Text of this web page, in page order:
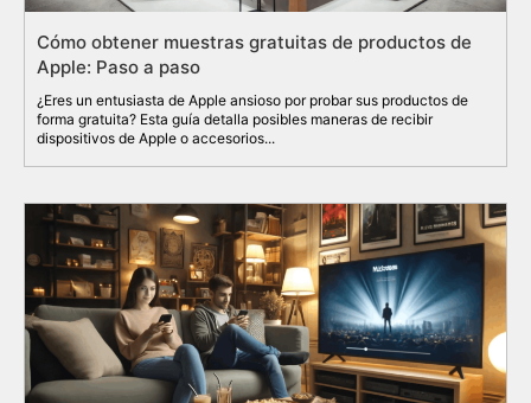
Cómo obtener muestras gratuitas de productos de
Apple: Paso a paso
¿Eres un entusiasta de Apple ansioso por probar sus productos de
forma gratuita? Esta guía detalla posibles maneras de recibir
dispositivos de Apple o accesorios...